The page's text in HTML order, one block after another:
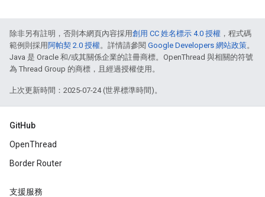
除非另有註明，否則本網頁內容採用創用 CC 姓名標示 4.0 授權 ，程式碼
範例則採用 阿帕契 2.0 授權。詳情請參閱 Google Developers 網站政策。
Java 是 Oracle 和/或其關係企業的註冊商標。OpenThread 與相關的符號
為 Thread Group 的商標，且經過授權使用。
上次更新時間：2025-07-24 (世界標準時間)。
GitHub
OpenThread
Border Router
支援服務